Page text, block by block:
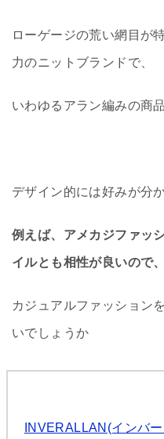
ローゲージの荒い網目が
力のニットブランドで、
いわゆるアラン編みの商
デザイン的には好みが分
例えば、アメカジファッ
イルとも相性が良いので、
カジュアルファッション
いでしょうか
INVERALLAN(インバ